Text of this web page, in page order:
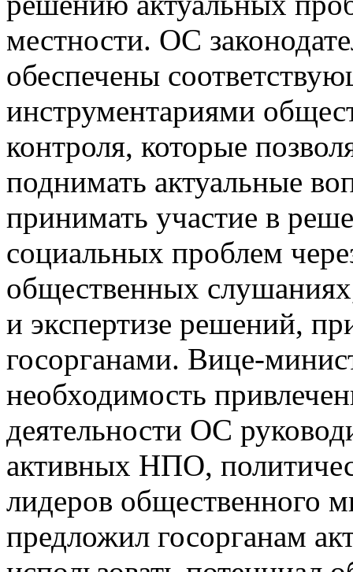
местности. ОС
обеспечены
инструментариями
контроля, которые
поднимать актуальные
принимать участие в
социальных проблем
общественных
и экспертизе решений,
госорганами. Вице-­
необходимость
деятельности ОС
активных НПО,
лидеров общественного
предложил госорганам